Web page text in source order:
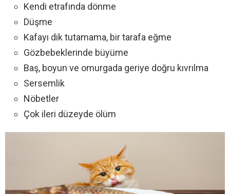
Kendi etrafında dönme
Düşme
Kafayı dik tutamama, bir tarafa eğme
Gözbebeklerinde büyüme
Baş, boyun ve omurgada geriye doğru kıvrılma
Sersemlik
Nöbetler
Çok ileri düzeyde ölüm